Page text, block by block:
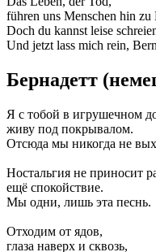
führen uns Menschen hin
Doch du kannst leise
Und jetzt lass mich rein,
Бернадетт
Я с тобой в игрушечном
живу под покрывалом.
Отсюда мы никогда не
Ностальгия не приносит
ещё спокойствие.
Мы одни, лишь эта песнь.
Отходим от ядов,
глаза наверх и сквозь,